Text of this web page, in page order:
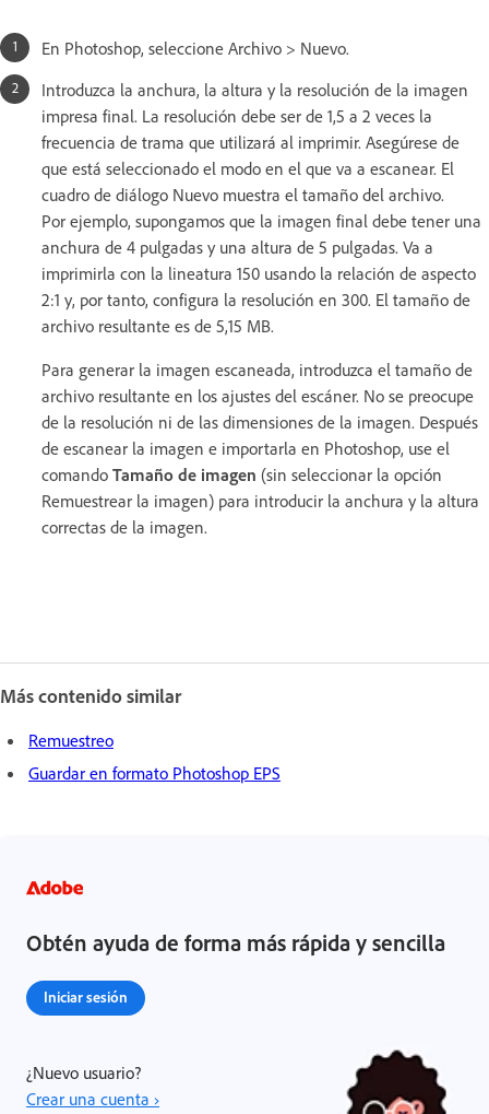
En Photoshop, seleccione Archivo > Nuevo.
Introduzca la anchura, la altura y la resolución de la imagen
impresa final. La resolución debe ser de 1,5 a 2 veces la
frecuencia de trama que utilizará al imprimir. Asegúrese de
que está seleccionado el modo en el que va a escanear. El
cuadro de diálogo Nuevo muestra el tamaño del archivo.
Por ejemplo, supongamos que la imagen final debe tener una
anchura de 4 pulgadas y una altura de 5 pulgadas. Va a
imprimirla con la lineatura 150 usando la relación de aspecto
2:1 y, por tanto, configura la resolución en 300. El tamaño de
archivo resultante es de 5,15 MB.
Para generar la imagen escaneada, introduzca el tamaño de
archivo resultante en los ajustes del escáner. No se preocupe
de la resolución ni de las dimensiones de la imagen. Después
de escanear la imagen e importarla en Photoshop, use el
comando Tamaño de imagen (sin seleccionar la opción
Remuestrear la imagen) para introducir la anchura y la altura
correctas de la imagen.
Más contenido similar
Remuestreo
Guardar en formato Photoshop EPS
Obtén ayuda de forma más rápida y sencilla
Iniciar sesión
¿Nuevo usuario?
Crear una cuenta ›